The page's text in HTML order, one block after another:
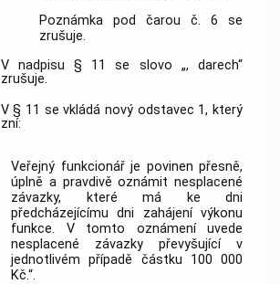
Poznámka pod čarou č. 6 se
zrušuje.
V nadpisu § 11 se slovo „, darech“
zrušuje.
V § 11 se vkládá nový odstavec 1, který
zní:
Veřejný funkcionář je povinen přesně,
úplně a pravdivě oznámit nesplacené
závazky, které má ke dni
předcházejícímu dni zahájení výkonu
funkce. V tomto oznámení uvede
nesplacené závazky převyšující v
jednotlivém případě částku 100 000
Kč.“.